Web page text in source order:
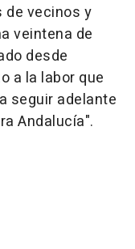
de vecinos y
veintena de
desde
a la labor que
seguir adelante
Andalucía".